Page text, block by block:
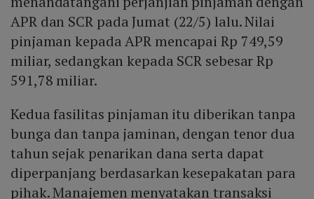
APR dan SCR pada Jumat (22/5) lalu. Nilai
pinjaman kepada APR mencapai Rp 749,59
miliar, sedangkan kepada SCR sebesar Rp
591,78 miliar.
Kedua fasilitas pinjaman itu diberikan tanpa
bunga dan tanpa jaminan, dengan tenor dua
tahun sejak penarikan dana serta dapat
diperpanjang berdasarkan kesepakatan para
pihak. Manajemen menyatakan transaksi